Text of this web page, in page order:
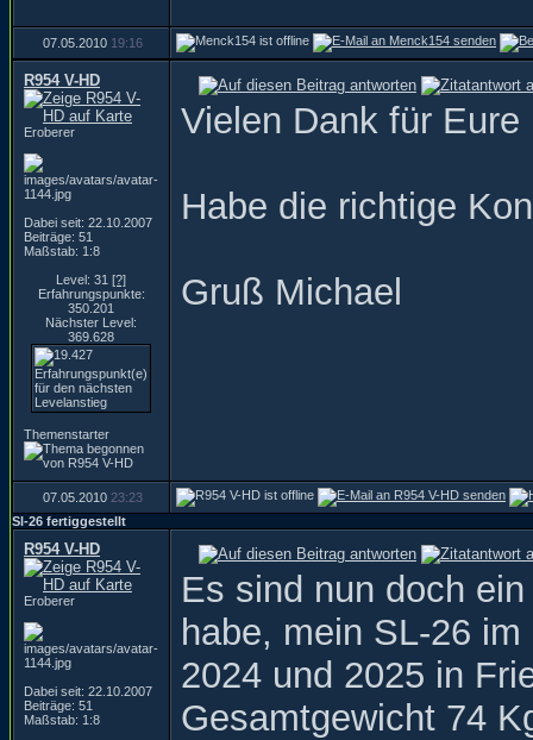
07.05.2010 19:16
R954 V-HD
Eroberer
Dabei seit: 22.10.2007
Beiträge: 51
Maßstab: 1:8
Level: 31 [?]
Erfahrungspunkte:
350.201
Nächster Level:
369.628
Themenstarter
Vielen Dank für
Habe die richtige
Gruß Michael
07.05.2010 23:23
Sl-26 fertiggestellt
R954 V-HD
Eroberer
Dabei seit: 22.10.2007
Beiträge: 51
Maßstab: 1:8
Es sind nun doch
habe, mein SL-26
2024 und 2025 in
Gesamtgewicht 74